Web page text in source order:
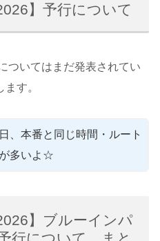
】予行について
ついてはまだ発表されてい
す。
、本番と同じ時間・ルート
多いよ☆
】ブルーインパ